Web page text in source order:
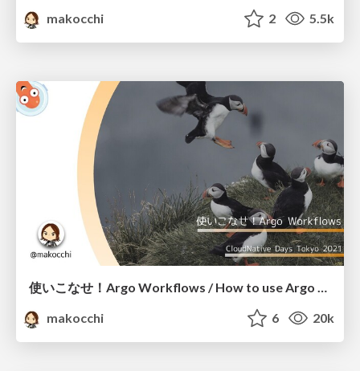
makocchi
2 5.5k
使いこなせ！Argo Workflows / How to use Argo Workflows
makocchi
6 20k